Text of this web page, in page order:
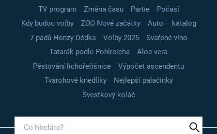
TV program
Změna času Partie
Počasí
Kdy budou volby
ZOO Nové začátky
Auto – katalog
7 pádů Honzy Dědka
Volby 2025
Svařené víno
Tatarák podle Pohlreicha
Aloe vera
Pěstování lichořeřišnice
Výpočet ascendentu
Tvarohové knedlíky
Nejlepší palačinky
Švestkový koláč